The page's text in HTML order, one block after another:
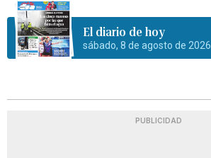
El diario de hoy
sábado, 8 de agosto de 2026
PUBLICIDAD